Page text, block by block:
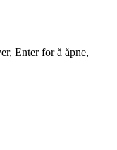
Enter for å åpne,